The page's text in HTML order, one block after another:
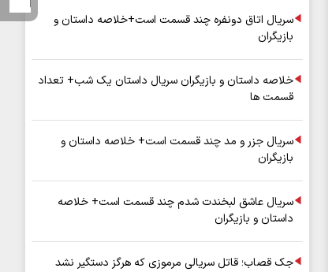
سریال اتاق دونفره چند قسمت است+خلاصه داستان و
بازیگران
خلاصه داستان و بازیگران سریال داستان یک شب+ تعداد
قسمت ها
سریال جزر و مد چند قسمت است+ خلاصه داستان و
بازیگران
سریال عاشق لبخندت شدم چند قسمت است+ خلاصه
داستان و بازیگران
جک قصاب؛ قاتل سریالی مرموزی که هرگز دستگیر نشد